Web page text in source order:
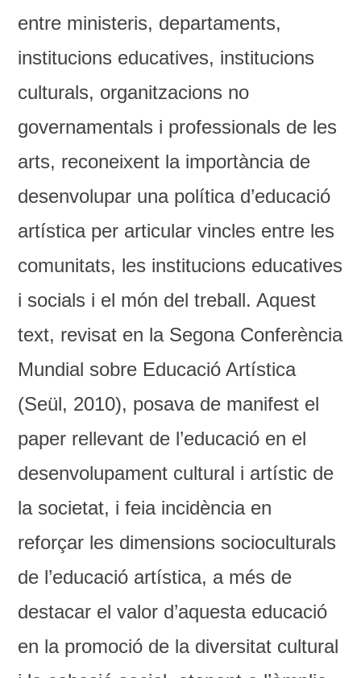
entre ministeris, departaments,
institucions educatives, institucions
culturals, organitzacions no
governamentals i professionals de les
arts, reconeixent la importància de
desenvolupar una política d’educació
artística per articular vincles entre les
comunitats, les institucions educatives
i socials i el món del treball. Aquest
text, revisat en la Segona Conferència
Mundial sobre Educació Artística
(Seül, 2010), posava de manifest el
paper rellevant de l’educació en el
desenvolupament cultural i artístic de
la societat, i feia incidència en
reforçar les dimensions socioculturals
de l’educació artística, a més de
destacar el valor d’aquesta educació
en la promoció de la diversitat cultural